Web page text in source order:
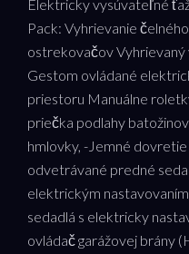
Elektricky vysúvateľné
Pack: Vyhrievanie
ostrekovačov Vyhrievaný
Gestom ovládané
priestoru Manuálne
priečka podlahy
hmlovky, -Jemné
odvetrávané predné
elektrickým
sedadlá s elektricky
ovládač garážovej brány